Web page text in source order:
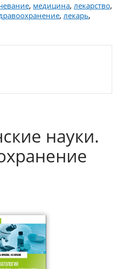
, медицина, лекарство,
, лекарь,
науки.